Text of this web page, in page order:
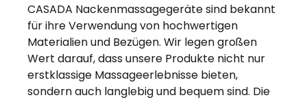
CASADA Nackenmassagegeräte sind bekannt
für ihre Verwendung von hochwertigen
Materialien und Bezügen. Wir legen großen
Wert darauf, dass unsere Produkte nicht nur
erstklassige Massageerlebnisse bieten,
sondern auch langlebig und bequem sind. Die